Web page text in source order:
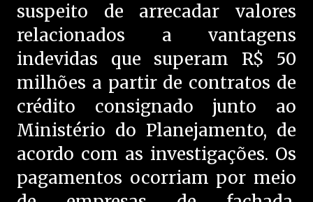
suspeito de arrecadar valores
relacionados a vantagens
indevidas que superam R$ 50
milhões a partir de contratos de
crédito consignado junto ao
Ministério do Planejamento, de
acordo com as investigações. Os
pagamentos ocorriam por meio